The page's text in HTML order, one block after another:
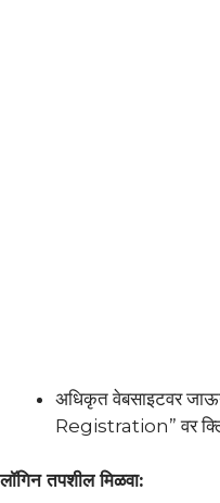
अधिकृत वेबसाइटवर
Registration” वर
लॉगिन तपशील मिळवा: